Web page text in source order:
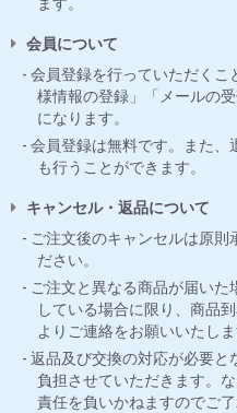
会員について
会員登録を行っていただくこ
様情報の登録」「メールの
になります。
会員登録は無料です。また、
も行うことができます。
キャンセル・返品について
ご注文後のキャンセルは原則
ださい。
ご注文と異なる商品が届い
している場合に限り、商品
よりご連絡をお願いいたしま
返品及び交換の対応が必要と
負担させていただきます。
責任を負いかねますのでご了